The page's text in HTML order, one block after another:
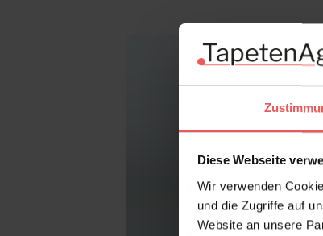
Diese Webseite
Wir verwenden
und die Zugriffe auf
Website an unsere